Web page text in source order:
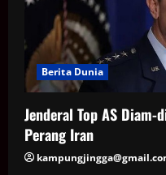
Berita Dunia
Jenderal Top AS
Perang Iran